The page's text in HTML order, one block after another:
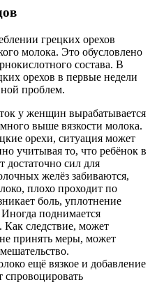
грецких орехов
молока. Это обусловлено
состава. В
орехов в первые недели
проблем.
у женщин вырабатывается
выше вязкости молока.
орехи, ситуация может
учитывая то, что ребёнок в
сил для
желёз забиваются,
плохо проходит по
боль, уплотнение
поднимается
Как следствие, может
принять меры, может
ещё вязкое и добавление
спровоцировать